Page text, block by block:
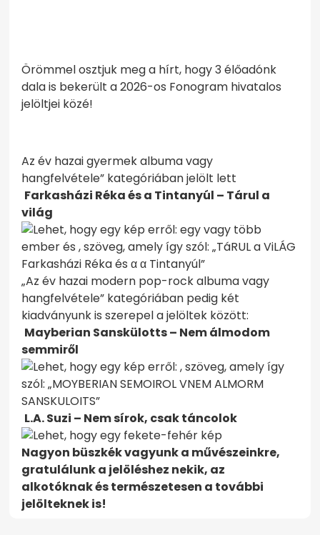
Örömmel osztjuk meg a hírt, hogy 3 élőadónk
dala is bekerült a 2026-os Fonogram hivatalos
jelöltjei közé!
Az év hazai gyermek albuma vagy
hangfelvétele” kategóriában jelölt lett
Farkasházi Réka és a Tintanyúl – Tárul a
világ
„Az év hazai modern pop-rock albuma vagy
hangfelvétele” kategóriában pedig két
kiadványunk is szerepel a jelöltek között:
Mayberian Sanskülotts – Nem álmodom
semmiről
L.A. Suzi – Nem sírok, csak táncolok
Nagyon büszkék vagyunk a művészeinkre,
gratulálunk a jelöléshez nekik, az
alkotóknak és természetesen a további
jelölteknek is!